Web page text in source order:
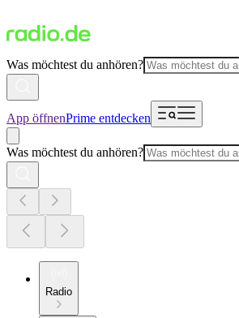
Was möchtest du anhören?
App öffnenPrime entdecken
Was möchtest du anhören?
Radio